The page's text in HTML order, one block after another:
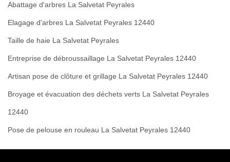
Abattage d'arbres La Salvetat Peyrales
Elagage d'arbres La Salvetat Peyrales 12440
Taille de haie La Salvetat Peyrales
Entreprise de débroussaillage La Salvetat Peyrales 12440
Artisan pose de clôture et grillage La Salvetat Peyrales 12440
Broyage et évacuation des déchets verts La Salvetat Peyrales
12440
Pose de pelouse en rouleau La Salvetat Peyrales 12440